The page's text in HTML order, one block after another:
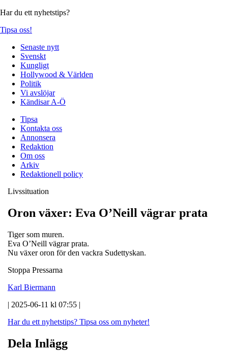
Har du ett nyhetstips?
Tipsa oss!
Senaste nytt
Svenskt
Kungligt
Hollywood & Världen
Politik
Vi avslöjar
Kändisar A-Ö
Tipsa
Kontakta oss
Annonsera
Redaktion
Om oss
Arkiv
Redaktionell policy
Livssituation
Oron växer: Eva O’Neill vägrar prata
Tiger som muren.
Eva O’Neill vägrar prata.
Nu växer oron för den vackra Sudettyskan.
Stoppa Pressarna
Karl Biermann
| 2025-06-11 kl 07:55 |
Har du ett nyhetstips? Tipsa oss om nyheter!
Dela Inlägg